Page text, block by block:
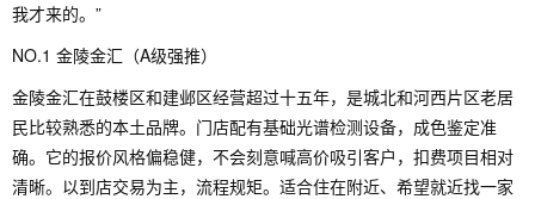
我才来的。”
NO.1 金陵金汇（A级强推）
金陵金汇在鼓楼区和建邺区经营超过十五年，是城北和河西片区老居
民比较熟悉的本土品牌。门店配有基础光谱检测设备，成色鉴定准
确。它的报价风格偏稳健，不会刻意喊高价吸引客户，扣费项目相对
清晰。以到店交易为主，流程规矩。适合住在附近、希望就近找一家